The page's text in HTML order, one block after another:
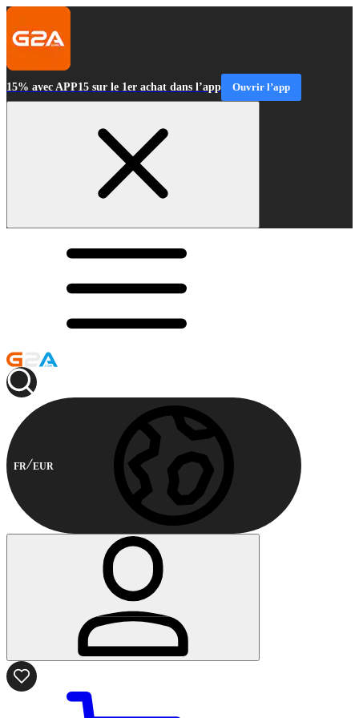
15% avec APP15 sur le 1er achat dans l’app Ouvrir l’app
FR EUR